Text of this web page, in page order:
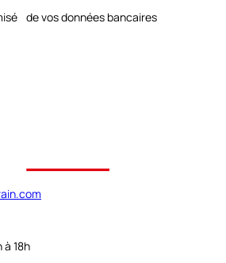
de vos données bancaires
à 18h